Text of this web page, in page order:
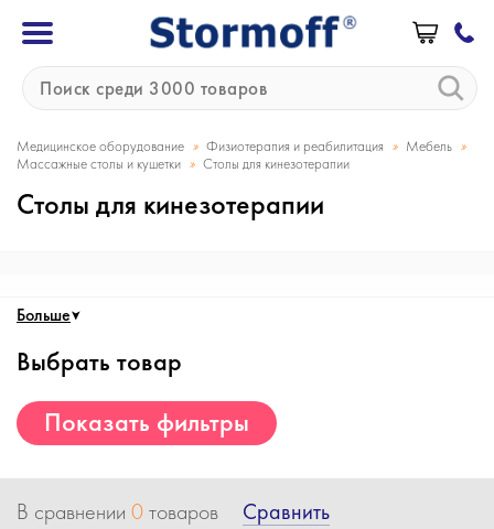
Медицинское оборудование » Физиотерапия и реабилитация » Мебель »
Массажные столы и кушетки » Столы для кинезотерапии
Столы для кинезотерапии
Больше
Выбрать товар
Показать фильтры
В сравнении 0товаров Сравнить